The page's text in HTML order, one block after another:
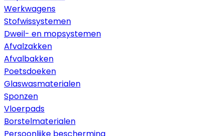
Werkwagens
Stofwissystemen
Dweil- en mopsystemen
Afvalzakken
Afvalbakken
Poetsdoeken
Glaswasmaterialen
Sponzen
Vloerpads
Borstelmaterialen
Persoonlijke bescherming